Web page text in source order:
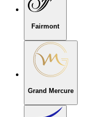
Fairmont
Grand Mercure